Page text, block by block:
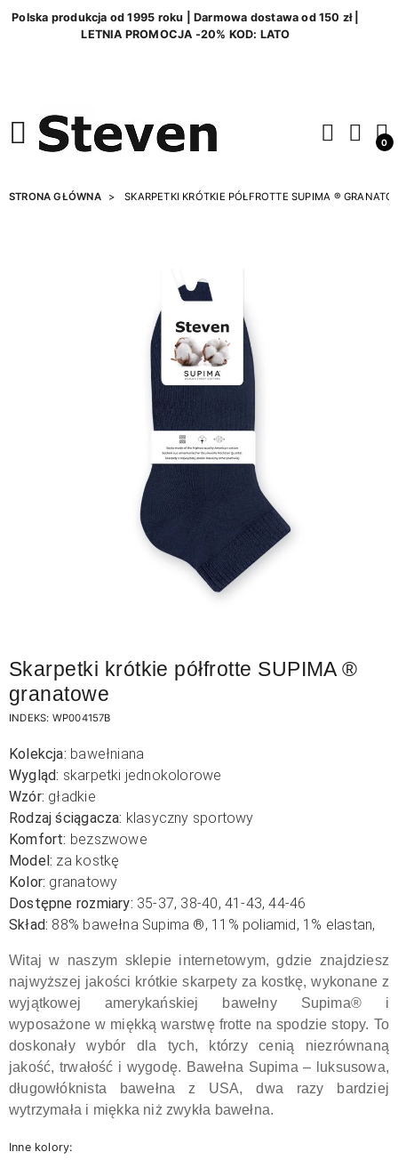
Polska produkcja od 1995 roku | Darmowa dostawa od 150 zł |
LETNIA PROMOCJA -20% KOD: LATO
0
STRONA GŁÓWNA SKARPETKI KRÓTKIE PÓŁFROTTE SUPIMA ®
Skarpetki krótkie półfrotte SUPIMA ®
granatowe
INDEKS: WP004157B
Kolekcja: bawełniana
Wygląd: skarpetki jednokolorowe
Wzór: gładkie
Rodzaj ściągacza: klasyczny sportowy
Komfort: bezszwowe
Model: za kostkę
Kolor: granatowy
Dostępne rozmiary: 35-37, 38-40, 41-43, 44-46
Skład: 88% bawełna Supima ®, 11% poliamid, 1% elastan,
Witaj w naszym sklepie internetowym, gdzie znajdziesz
najwyższej jakości krótkie skarpety za kostkę, wykonane z
wyjątkowej amerykańskiej bawełny Supima® i
wyposażone w miękką warstwę frotte na spodzie stopy. To
doskonały wybór dla tych, którzy cenią niezrównaną
jakość, trwałość i wygodę. Bawełna Supima – luksusowa,
długowłóknista bawełna z USA, dwa razy bardziej
wytrzymała i miękka niż zwykła bawełna.
Inne kolory: